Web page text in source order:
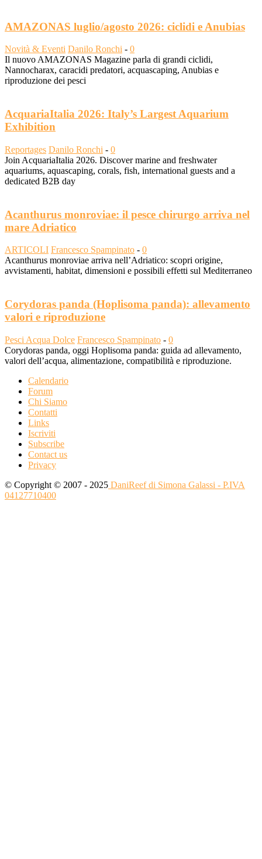
AMAZONAS luglio/agosto 2026: ciclidi e Anubias
Novità & Eventi Danilo Ronchi - 0
Il nuovo AMAZONAS Magazine parla di grandi ciclidi,
Nannocharax, caracidi predatori, acquascaping, Anubias e
riproduzione dei pesci
AcquariaItalia 2026: Italy’s Largest Aquarium
Exhibition
Reportages Danilo Ronchi - 0
Join AcquariaItalia 2026. Discover marine and freshwater
aquariums, aquascaping, corals, fish, international guests and a
dedicated B2B day
Acanthurus monroviae: il pesce chirurgo arriva nel
mare Adriatico
ARTICOLI Francesco Spampinato - 0
Acanthurus monroviae arriva nell’Adriatico: scopri origine,
avvistamenti, habitat, dimensioni e possibili effetti sul Mediterraneo
Corydoras panda (Hoplisoma panda): allevamento
valori e riproduzione
Pesci Acqua Dolce Francesco Spampinato - 0
Corydoras panda, oggi Hoplisoma panda: guida ad allevamento,
valori dell’acqua, alimentazione, compatibilità e riproduzione.
Calendario
Forum
Chi Siamo
Contatti
Links
Iscriviti
Subscribe
Contact us
Privacy
© Copyright © 2007 - 2025 DaniReef di Simona Galassi - P.IVA
04127710400